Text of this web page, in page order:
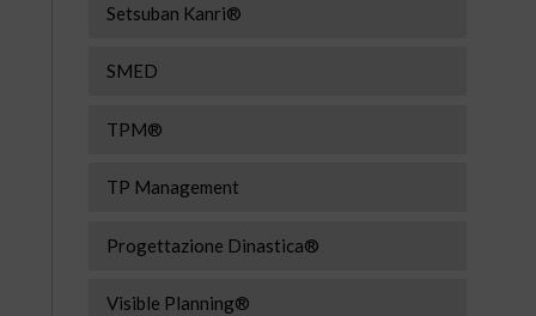
Setsuban Kanri®
SMED
TPM®
TP Management
Progettazione Dinastica®
Visible Planning®